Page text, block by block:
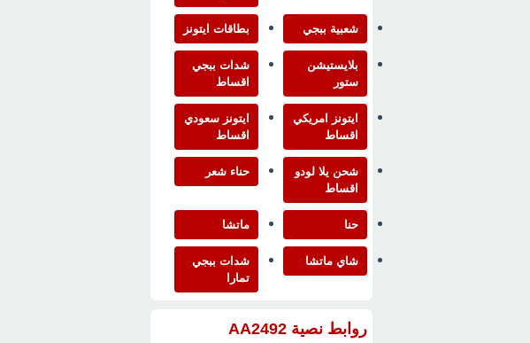
شعبية ببجي بطاقات ايتونز
بلايستيشن
ستور
شدات ببجي
اقساط
ايتونز امريكي
اقساط
ايتونز سعودي
اقساط
شحن يلا لودو
اقساط
حناء شعر
حنا ماتشا
شاي ماتشا
شدات ببجي
تمارا
روابط نصية AA2492